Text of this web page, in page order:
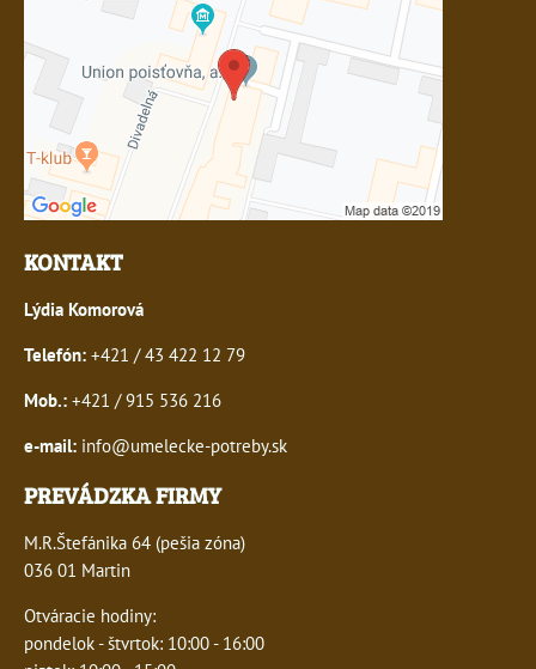
KONTAKT
Lýdia Komorová
Telefón: +421 / 43 422 12 79
Mob.: +421 / 915 536 216
e-mail: info@umelecke-potreby.sk
PREVÁDZKA FIRMY
M.R.Štefánika 64 (pešia zóna)
036 01 Martin
Otváracie hodiny:
pondelok - štvrtok: 10:00 - 16:00